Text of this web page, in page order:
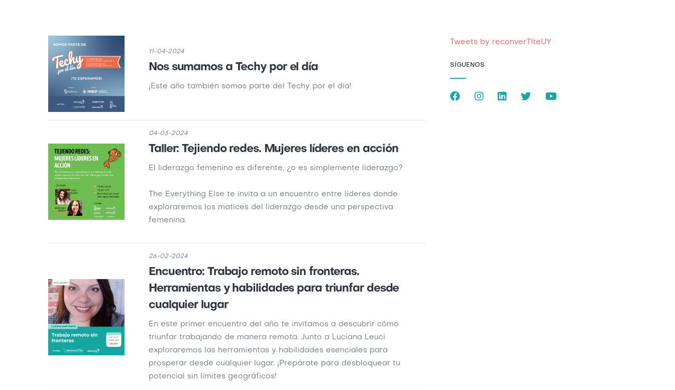
11-04-2024
Nos sumamos a Techy por el día
¡Este año también somos parte del Techy por el día!
04-03-2024
Taller: Tejiendo redes. Mujeres líderes en acción
El liderazgo femenino es diferente, ¿o es simplemente liderazgo?
The Everything Else te invita a un encuentro entre líderes donde
exploraremos los matices del liderazgo desde una perspectiva
femenina.
26-02-2024
Encuentro: Trabajo remoto sin fronteras.
Herramientas y habilidades para triunfar desde
cualquier lugar
En este primer encuentro del año te invitamos a descubrir cómo
triunfar trabajando de manera remota. Junto a Luciana Leuci
exploraremos las herramientas y habilidades esenciales para
prosperar desde cualquier lugar. ¡Prepárate para desbloquear tu
potencial sin límites geográficos!
Tweets by reconverTIteUY
SÍGUENOS